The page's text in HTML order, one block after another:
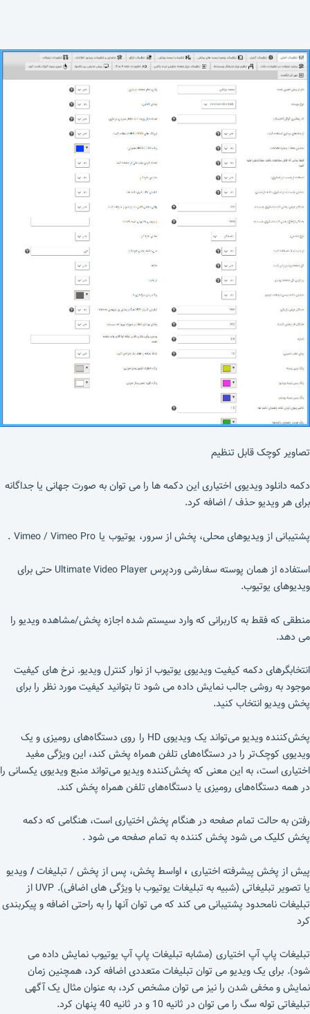
تصاویر کوچک قابل تنظیم
دکمه دانلود ویدیوی اختیاری این دکمه ها را می توان به صورت جهانی یا جداگانه
برای هر ویدیو حذف / اضافه کرد.
پشتیبانی از ویدیوهای محلی، پخش از سرور، یوتیوب یا Vimeo / Vimeo Pro .
استفاده از همان پوسته سفارشی وردپرس Ultimate Video Player حتی برای
ویدیوهای یوتیوب.
منطقی که فقط به کاربرانی که وارد سیستم شده اجازه پخش/مشاهده ویدیو را
می دهد.
انتخابگرهای دکمه کیفیت ویدیوی یوتیوب از نوار کنترل ویدیو. نرخ های کیفیت
موجود به روشی جالب نمایش داده می شود تا بتوانید کیفیت مورد نظر را برای
پخش ویدیو انتخاب کنید.
پخش‌کننده ویدیو می‌تواند یک ویدیوی HD را روی دستگاه‌های رومیزی و یک
ویدیوی کوچک‌تر را در دستگاه‌های تلفن همراه پخش کند، این ویژگی مفید
اختیاری است، به این معنی که پخش‌کننده ویدیو می‌تواند منبع ویدیوی یکسانی را
در همه دستگاه‌های رومیزی یا دستگاه‌های تلفن همراه پخش کند.
رفتن به حالت تمام صفحه در هنگام پخش اختیاری است، هنگامی که دکمه
پخش کلیک می شود پخش کننده به تمام صفحه می شود .
پیش از پخش پیشرفته اختیاری ، اواسط پخش، پس از پخش / تبلیغات/ ویدیو
یا تصویر تبلیغاتی (شبیه به تبلیغات یوتیوب با ویژگی های اضافی). UVP از
تبلیغات نامحدود پشتیبانی می کند که می توان آنها را به راحتی اضافه و پیکربندی
کرد
تبلیغات پاپ آپ اختیاری (مشابه تبلیغات پاپ آپ یوتیوب نمایش داده می
شود). برای یک ویدیو می توان تبلیغات متعددی اضافه کرد، همچنین زمان
نمایش و مخفی شدن را نیز می توان مشخص کرد، به عنوان مثال یک آگهی
تبلیغاتی توله سگ را می توان در ثانیه 10 و در ثانیه 40 پنهان کرد.